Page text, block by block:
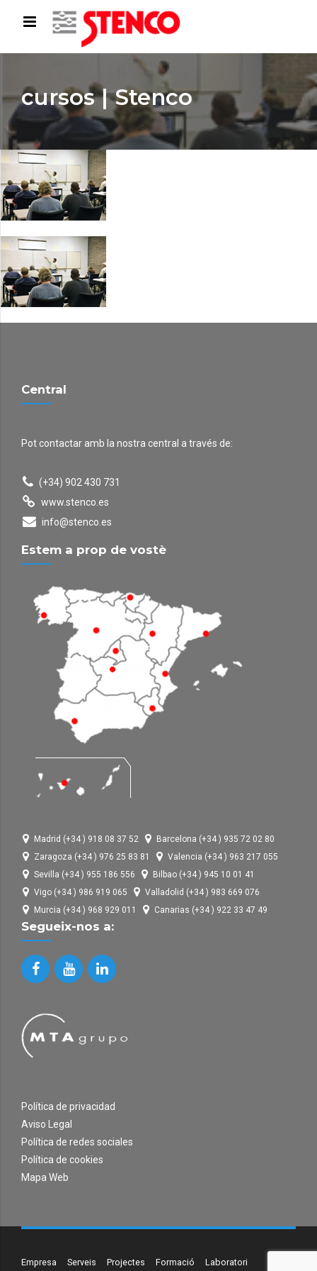
cursos | Stenco
Central
Pot contactar amb la nostra central a través de:
(+34) 902 430 731
www.stenco.es
info@stenco.es
Estem a prop de vostè
Madrid (+34 ) 918 08 37 52
Barcelona (+34 ) 935 72 02 80
Zaragoza (+34 ) 976 25 83 81
Valencia (+34 ) 963 217 055
Sevilla (+34 ) 955 186 556
Bilbao (+34 ) 945 10 01 41
Vigo (+34 ) 986 919 065
Valladolid (+34 ) 983 669 076
Murcia (+34 ) 968 929 011
Canarias (+34 ) 922 33 47 49
Segueix-nos a:
Política de privacidad
Aviso Legal
Política de redes sociales
Política de cookies
Mapa Web
Empresa Serveis Projectes Formació Laboratori